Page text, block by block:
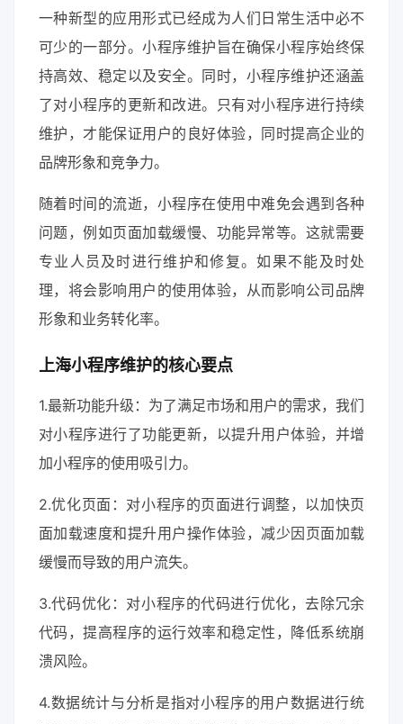
一种新型的应用形式已经成为人们日常生活中必不
可少的一部分。小程序维护旨在确保小程序始终保
持高效、稳定以及安全。同时，小程序维护还涵盖
了对小程序的更新和改进。只有对小程序进行持续
维护，才能保证用户的良好体验，同时提高企业的
品牌形象和竞争力。
随着时间的流逝，小程序在使用中难免会遇到各种
问题，例如页面加载缓慢、功能异常等。这就需要
专业人员及时进行维护和修复。如果不能及时处
理，将会影响用户的使用体验，从而影响公司品牌
形象和业务转化率。
上海小程序维护的核心要点
1.最新功能升级：为了满足市场和用户的需求，我们
对小程序进行了功能更新，以提升用户体验，并增
加小程序的使用吸引力。
2.优化页面：对小程序的页面进行调整，以加快页
面加载速度和提升用户操作体验，减少因页面加载
缓慢而导致的用户流失。
3.代码优化：对小程序的代码进行优化，去除冗余
代码，提高程序的运行效率和稳定性，降低系统崩
溃风险。
4.数据统计与分析是指对小程序的用户数据进行统